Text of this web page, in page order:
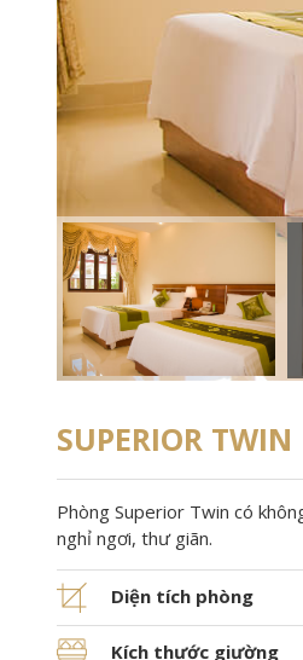
SUPERIOR TWIN
Phòng Superior Twin có
nghỉ ngơi, thư giãn.
Diện tích phòng
Kích thước giường